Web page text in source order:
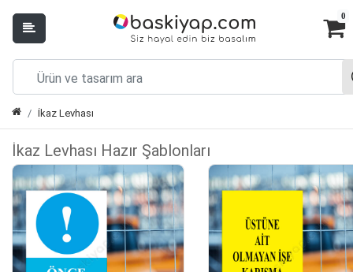
0
İkaz Levhası
İkaz Levhası Hazır Şablonları